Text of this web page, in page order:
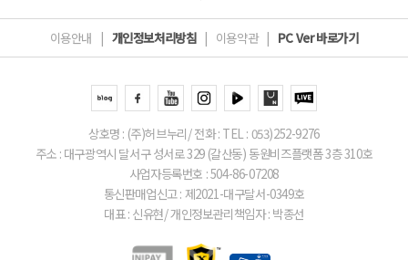
이용안내 | 개인정보처리방침 | 이용약관 | PC Ver 바로가기
상호명 : (주)허브누리/ 전화 : TEL : 053)252-9276
주소 : 대구광역시 달서구 성서로 329 (갈산동) 동원비즈플랫폼 3층 310호
사업자등록번호 : 504-86-07208
통신판매업신고 : 제2021-대구달서-0349호
대표 : 신유현/ 개인정보관리책임자 : 박종선